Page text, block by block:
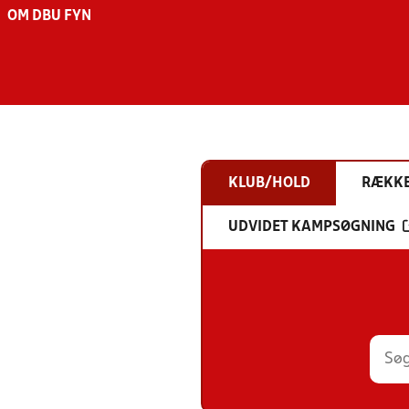
OM DBU FYN
KLUB/HOLD
UDVIDET KAMPSØGNING